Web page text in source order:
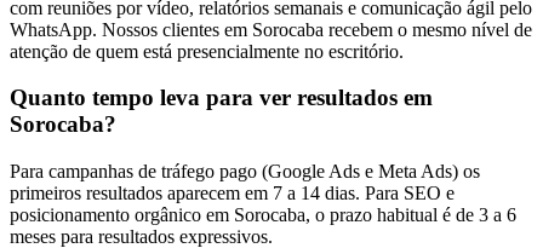
com reuniões por vídeo, relatórios semanais e comunicação ágil pelo
WhatsApp. Nossos clientes em Sorocaba recebem o mesmo nível de
atenção de quem está presencialmente no escritório.
Quanto tempo leva para ver resultados em
Sorocaba?
Para campanhas de tráfego pago (Google Ads e Meta Ads) os
primeiros resultados aparecem em 7 a 14 dias. Para SEO e
posicionamento orgânico em Sorocaba, o prazo habitual é de 3 a 6
meses para resultados expressivos.